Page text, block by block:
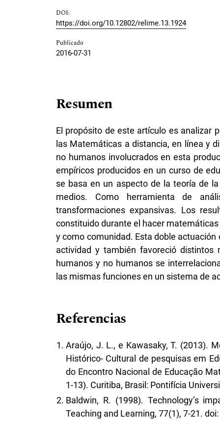
DOI:
https://doi.org/10.12802/relime.13.1924
Publicado
2016-07-31
Resumen
El propósito de este artículo es analizar
las Matemáticas a distancia, en línea y
no humanos involucrados en esta
empíricos producidos en un curso de
se basa en un aspecto de la teoría de
medios. Como herramienta de
transformaciones expansivas. Los
constituido durante el hacer
y como comunidad. Esta doble
actividad y también favoreció distintos
humanos y no humanos se
las mismas funciones en un sistema de
Referencias
Araújo, J. L., e Kawasaky, T. (2013).
Histórico- Cultural de pesquisas em
do Encontro Nacional de Educação
1-13). Curitiba, Brasil: Pontifícia
Baldwin, R. (1998). Technology’s
Teaching and Learning, 77(1), 7-21.